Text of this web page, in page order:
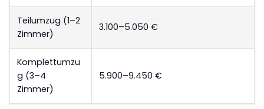
Teilumzug (1–2
Zimmer)
3.100–5.050 €
Komplettumzu
g (3–4
Zimmer)
5.900–9.450 €